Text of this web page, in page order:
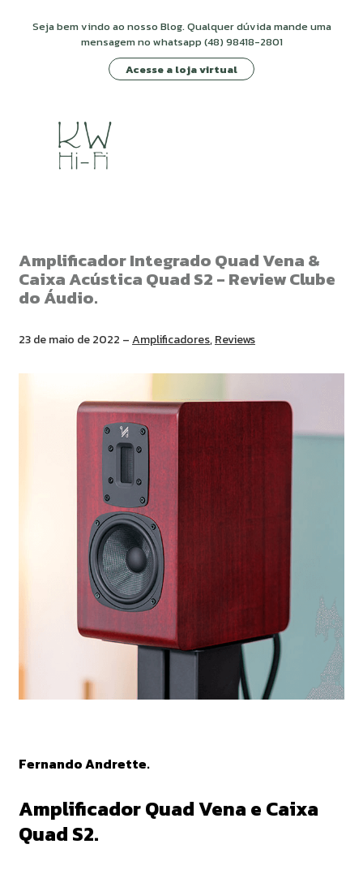
Seja bem vindo ao nosso Blog. Qualquer dúvida mande uma
mensagem no whatsapp (48) 98418-2801
Acesse a loja virtual
Amplificador Integrado Quad Vena &
Caixa Acústica Quad S2 - Review Clube
do Áudio.
23 de maio de 2022 –Amplificadores,Reviews
Fernando Andrette.
Amplificador Quad Vena e Caixa
Quad S2.